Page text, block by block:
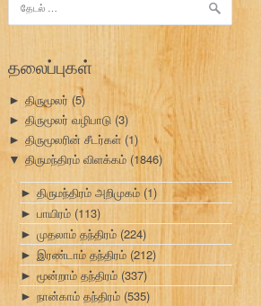
தேடு:
தலைப்புகள்
► திருமூலர் (5)
► திருமூலர் வழிபாடு (3)
► திருமூலரின் சீடர்கள் (1)
▼ திருமந்திரம் விளக்கம் (1846)
► திருமந்திரம் அறிமுகம் (1)
► பாயிரம் (113)
► முதலாம் தந்திரம் (224)
► இரண்டாம் தந்திரம் (212)
► மூன்றாம் தந்திரம் (337)
► நான்காம் தந்திரம் (535)